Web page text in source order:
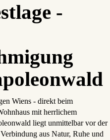
-
Wiens - direkt beim
mit herrlichem
liegt unmittelbar vor der
aus Natur, Ruhe und